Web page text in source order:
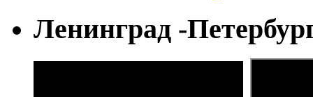
Ленинград -